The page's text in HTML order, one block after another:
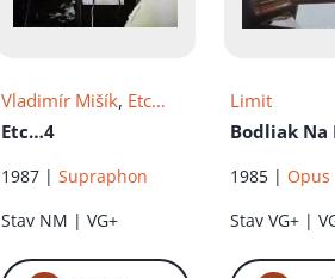
Vladimír Mišík, Etc…
Etc…4
1987 | Supraphon
Stav NM | VG+
Limit
Bodliak Na
1985 |Opus
StavVG+ |